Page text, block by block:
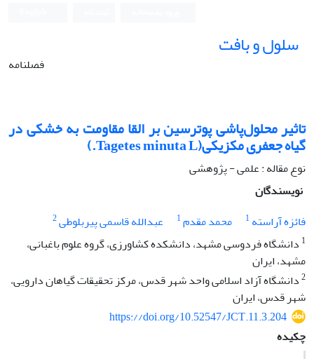
سلول و بافت
فصلنامه
تاثیر محلول‌پاشی پوترسین بر القا مقاومت به خشکی در
گیاه جعفری مکزیکی(Tagetes minuta L.)
نوع مقاله : علمی - پژوهشی
نویسندگان
فائزه آراسته 1 محمد مقدم1 عبدالله قاسمی پیربلوطی2
1 دانشگاه فردوسی مشهد، دانشکده کشاورزی، گروه علوم باغبانی،
مشهد، ایران
2دانشگاه آزاد اسلامی واحد شهر قدس، مرکز تحقیقات گیاهان دارویی،
شهر قدس، ایران
https://doi.org/10.52547/JCT.11.3.204
چکیده